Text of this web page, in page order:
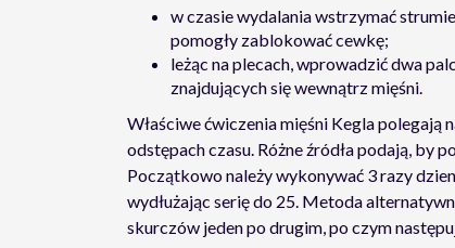
w czasie wydalania wstrzymać
pomogły zablokować cewkę;
leżąc na plecach, wprowadzić dwa
znajdujących się wewnątrz mięśni.
Właściwe ćwiczenia mięśni Kegla polegają
odstępach czasu. Różne źródła podają, by
Początkowo należy wykonywać 3 razy
wydłużając serię do 25. Metoda
skurczów jeden po drugim, po czym